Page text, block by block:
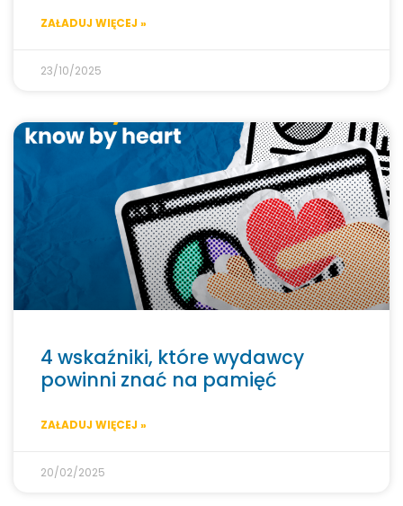
ZAŁADUJ WIĘCEJ »
23/10/2025
4 wskaźniki, które wydawcy
powinni znać na pamięć
ZAŁADUJ WIĘCEJ »
20/02/2025